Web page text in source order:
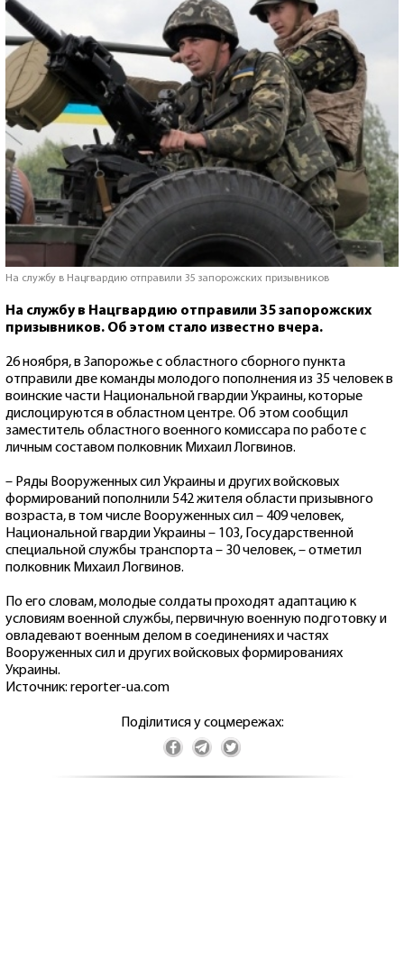
На службу в Нацгвардию отправили 35 запорожских призывников
На службу в Нацгвардию отправили 35 запорожских
призывников. Об этом стало известно вчера.
26 ноября, в Запорожье с областного сборного пункта
отправили две команды молодого пополнения из 35 человек в
воинские части Национальной гвардии Украины, которые
дислоцируются в областном центре. Об этом сообщил
заместитель областного военного комиссара по работе с
личным составом полковник Михаил Логвинов.
– Ряды Вооруженных сил Украины и других войсковых
формирований пополнили 542 жителя области призывного
возраста, в том числе Вооруженных сил – 409 человек,
Национальной гвардии Украины – 103, Государственной
специальной службы транспорта – 30 человек, – отметил
полковник Михаил Логвинов.
По его словам, молодые солдаты проходят адаптацию к
условиям военной службы, первичную военную подготовку и
овладевают военным делом в соединениях и частях
Вооруженных сил и других войсковых формированиях
Украины.
Источник: reporter-ua.com
Поділитися у соцмережах: